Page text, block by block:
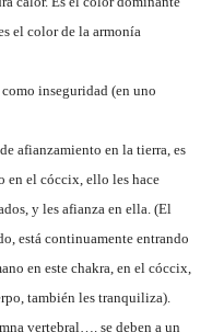
el color de la armonía
inseguridad (en uno
afianzamiento en la tierra, es
en el cóccix, ello les hace
y les afianza en ella. (El
está continuamente entrando
en este chakra, en el cóccix,
también les tranquiliza).
vertebral…. se deben a un